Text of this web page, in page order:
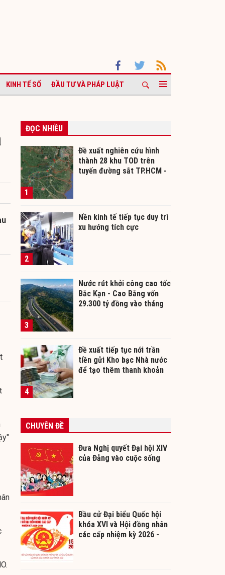
KINH TẾ SỐ ĐẦU TƯ VÀ PHÁP LUẬT
ĐỌC NHIỀU
1
Đề xuất nghiên cứu hình
thành 28 khu TOD trên
tuyến đường sắt TP.HCM -
2
Nền kinh tế tiếp tục duy trì
xu hướng tích cực
3
Nước rút khởi công cao tốc
Bắc Kạn - Cao Bằng vốn
29.300 tỷ đồng vào tháng
4
Đề xuất tiếp tục nới trần
tiền gửi Kho bạc Nhà nước
để tạo thêm thanh khoản
CHUYÊN ĐỀ
Đưa Nghị quyết Đại hội XIV
của Đảng vào cuộc sống
Bầu cử Đại biểu Quốc hội
khóa XVI và Hội đồng nhân
các cấp nhiệm kỳ 2026 -